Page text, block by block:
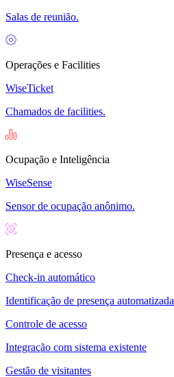
Salas de reunião.
Operações e Facilities
WiseTicket
Chamados de facilities.
Ocupação e Inteligência
WiseSense
Sensor de ocupação anônimo.
Presença e acesso
Check-in automático
Identificação de presença automatizada
Controle de acesso
Integração com sistema existente
Gestão de visitantes